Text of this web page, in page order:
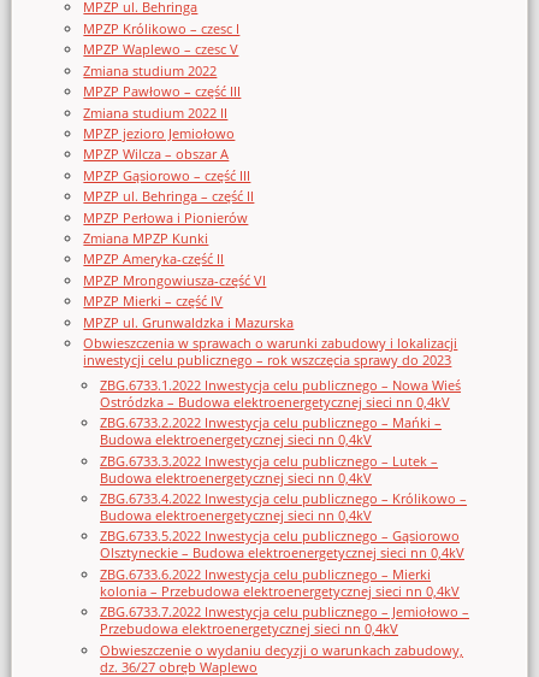
MPZP ul. Behringa
MPZP Królikowo – czesc I
MPZP Waplewo – czesc V
Zmiana studium 2022
MPZP Pawłowo – część III
Zmiana studium 2022 II
MPZP jezioro Jemiołowo
MPZP Wilcza – obszar A
MPZP Gąsiorowo – część III
MPZP ul. Behringa – część II
MPZP Perłowa i Pionierów
Zmiana MPZP Kunki
MPZP Ameryka-część II
MPZP Mrongowiusza-część VI
MPZP Mierki – część IV
MPZP ul. Grunwaldzka i Mazurska
Obwieszczenia w sprawach o warunki zabudowy i lokalizacji
inwestycji celu publicznego – rok wszczęcia sprawy do 2023
ZBG.6733.1.2022 Inwestycja celu publicznego – Nowa Wieś
Ostródzka – Budowa elektroenergetycznej sieci nn 0,4kV
ZBG.6733.2.2022 Inwestycja celu publicznego – Mańki –
Budowa elektroenergetycznej sieci nn 0,4kV
ZBG.6733.3.2022 Inwestycja celu publicznego – Lutek –
Budowa elektroenergetycznej sieci nn 0,4kV
ZBG.6733.4.2022 Inwestycja celu publicznego – Królikowo –
Budowa elektroenergetycznej sieci nn 0,4kV
ZBG.6733.5.2022 Inwestycja celu publicznego – Gąsiorowo
Olsztyneckie – Budowa elektroenergetycznej sieci nn 0,4kV
ZBG.6733.6.2022 Inwestycja celu publicznego – Mierki
kolonia – Przebudowa elektroenergetycznej sieci nn 0,4kV
ZBG.6733.7.2022 Inwestycja celu publicznego – Jemiołowo –
Przebudowa elektroenergetycznej sieci nn 0,4kV
Obwieszczenie o wydaniu decyzji o warunkach zabudowy,
dz. 36/27 obręb Waplewo